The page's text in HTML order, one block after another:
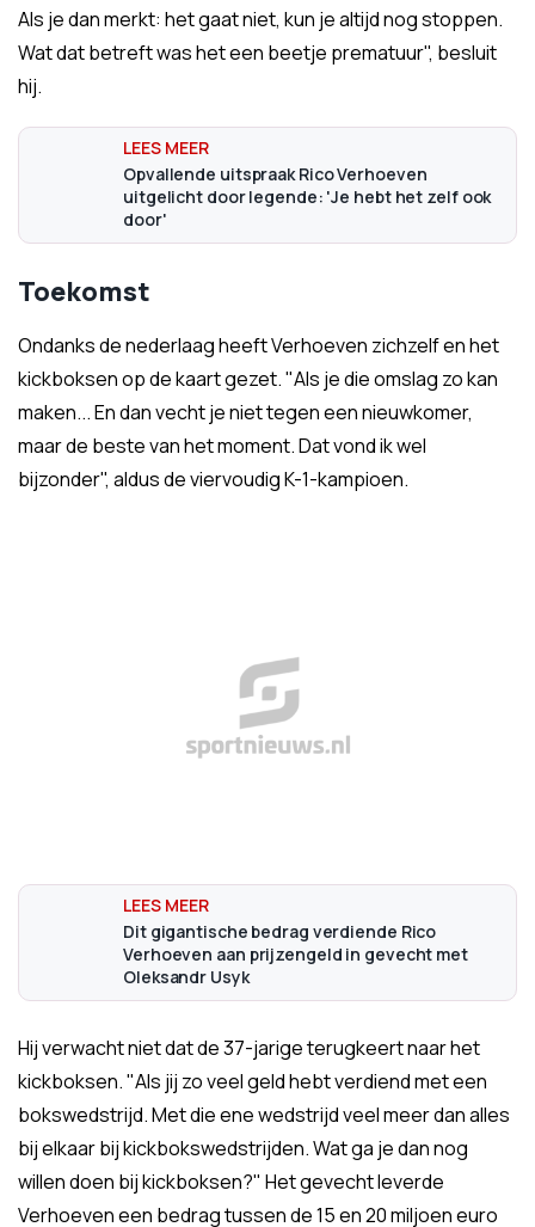
Als je dan merkt: het gaat niet, kun je altijd nog stoppen.
Wat dat betreft was het een beetje prematuur", besluit
hij.
Opvallende uitspraak Rico Verhoeven
uitgelicht door legende: 'Je hebt het zelf ook
door'
Toekomst
Ondanks de nederlaag heeft Verhoeven zichzelf en het
kickboksen op de kaart gezet. "Als je die omslag zo kan
maken... En dan vecht je niet tegen een nieuwkomer,
maar de beste van het moment. Dat vond ik wel
bijzonder", aldus de viervoudig K-1-kampioen.
Dit gigantische bedrag verdiende Rico
Verhoeven aan prijzengeld in gevecht met
Oleksandr Usyk
Hij verwacht niet dat de 37-jarige terugkeert naar het
kickboksen. "Als jij zo veel geld hebt verdiend met een
bokswedstrijd. Met die ene wedstrijd veel meer dan alles
bij elkaar bij kickbokswedstrijden. Wat ga je dan nog
willen doen bij kickboksen?" Het gevecht leverde
Verhoeven een bedrag tussen de 15 en 20 miljoen euro